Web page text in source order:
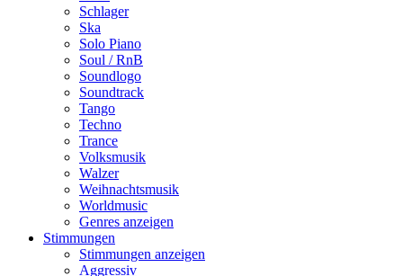
Schlager
Ska
Solo Piano
Soul / RnB
Soundlogo
Soundtrack
Tango
Techno
Trance
Volksmusik
Walzer
Weihnachtsmusik
Worldmusic
Genres anzeigen
Stimmungen
Stimmungen anzeigen
Aggressiv